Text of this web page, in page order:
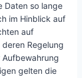
Daten so lange
im Hinblick auf
auf
Regelung
gelten die